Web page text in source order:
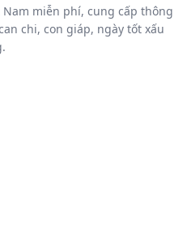
miễn phí, cung cấp thông
chi, con giáp, ngày tốt xấu